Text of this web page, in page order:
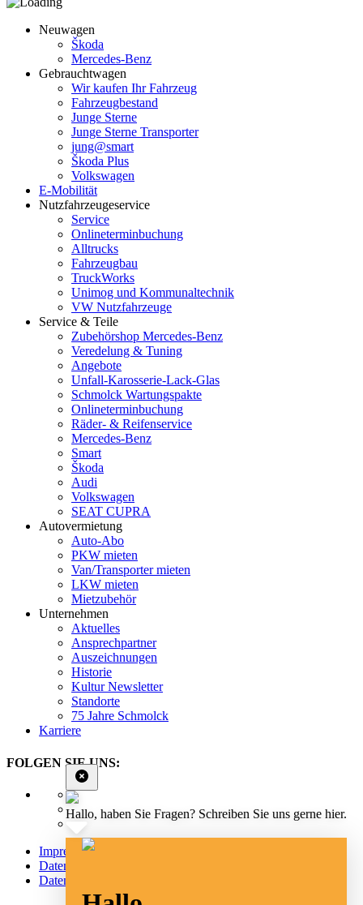
Neuwagen
Škoda
Mercedes-Benz
Gebrauchtwagen
Wir kaufen Ihr Fahrzeug
Fahrzeugbestand
Junge Sterne
Junge Sterne Transporter
jung@smart
Škoda Plus
Volkswagen
E-Mobilität
Nutzfahrzeugeservice
Service
Onlineterminbuchung
Alltrucks
Fahrzeugbau
TruckWorks
Unimog und Kommunaltechnik
VW Nutzfahrzeuge
Service & Teile
Zubehörshop Mercedes-Benz
Veredelung & Tuning
Angebote
Unfall-Karosserie-Lack-Glas
Schmolck Wartungspakte
Onlineterminbuchung
Räder- & Reifenservice
Mercedes-Benz
Smart
Škoda
Audi
Volkswagen
SEAT CUPRA
Autovermietung
Auto-Abo
PKW mieten
Van/Transporter mieten
LKW mieten
Mietzubehör
Unternehmen
Aktuelles
Ansprechpartner
Auszeichnungen
Historie
Kultur Newsletter
Standorte
75 Jahre Schmolck
Karriere
FOLGEN SIE UNS:
Impressum
Datenschutz
Datenschutz Social Media
Hallo, haben Sie Fragen? Schreiben Sie uns gerne hier.